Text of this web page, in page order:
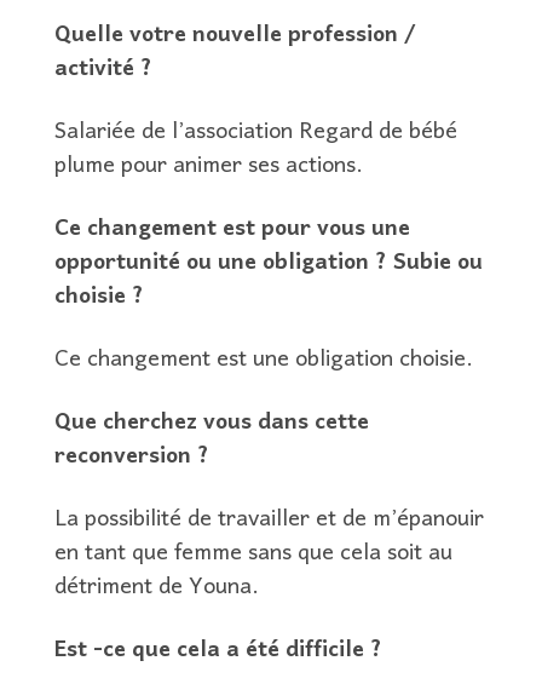
Quelle votre nouvelle profession /
activité ?
Salariée de l’association Regard de bébé
plume pour animer ses actions.
Ce changement est pour vous une
opportunité ou une obligation ? Subie ou
choisie ?
Ce changement est une obligation choisie.
Que cherchez vous dans cette
reconversion ?
La possibilité de travailler et de m’épanouir
en tant que femme sans que cela soit au
détriment de Youna.
Est -ce que cela a été difficile ?